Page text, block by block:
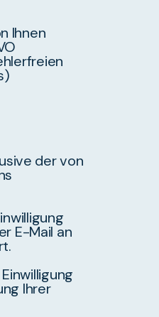
Ihnen
der von
E-Mail an
Ihrer